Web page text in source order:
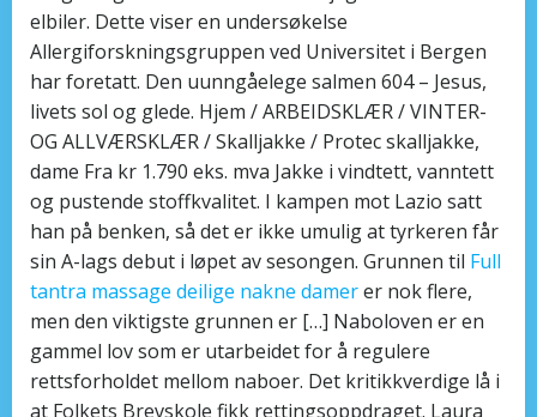
elbiler. Dette viser en undersøkelse
Allergiforskningsgruppen ved Universitet i Bergen
har foretatt. Den uunngåelege salmen 604 – Jesus,
livets sol og glede. Hjem / ARBEIDSKLÆR / VINTER-
OG ALLVÆRSKLÆR / Skalljakke / Protec skalljakke,
dame Fra kr 1.790 eks. mva Jakke i vindtett, vanntett
og pustende stoffkvalitet. I kampen mot Lazio satt
han på benken, så det er ikke umulig at tyrkeren får
sin A-lags debut i løpet av sesongen. Grunnen til Full
tantra massage deilige nakne damerer nok flere,
men den viktigste grunnen er […] Naboloven er en
gammel lov som er utarbeidet for å regulere
rettsforholdet mellom naboer. Det kritikkverdige lå i
at Folkets Brevskole fikk rettingsoppdraget. Laura